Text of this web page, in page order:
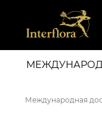
Международная